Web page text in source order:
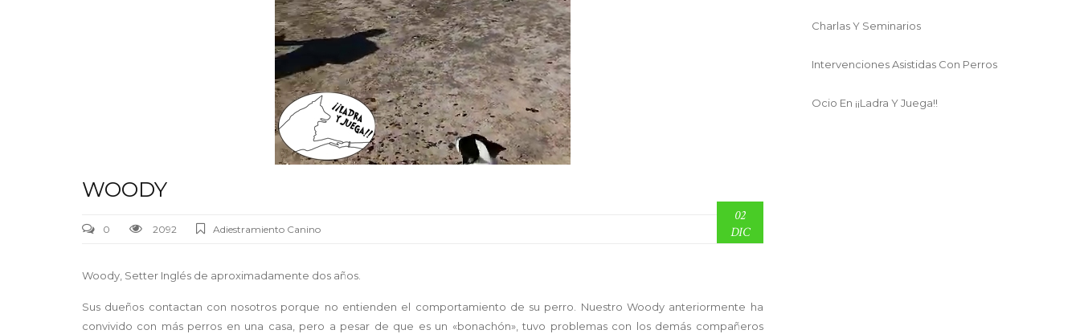
WOODY
0 2092 Adiestramiento Canino
02
DIC
Woody, Setter Inglés de aproximadamente dos años.
Sus dueños contactan con nosotros porque no entienden el comportamiento de su perro. Nuestro Woody anteriormente ha
convivido con más perros en una casa, pero a pesar de que es un «bonachón», tuvo problemas con los demás compañeros
Charlas Y Seminarios
Intervenciones Asistidas Con Perros
Ocio En ¡¡Ladra Y Juega!!